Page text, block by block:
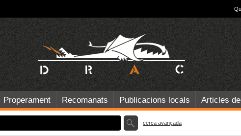
Properament Recomanats Publicacions locals Articles
cerca avançada